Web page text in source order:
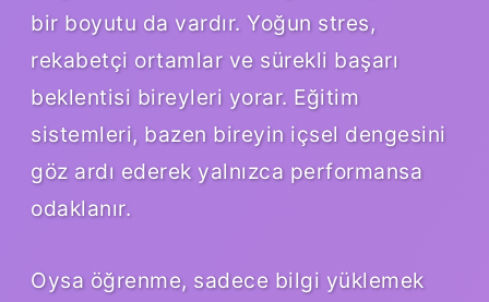
bir boyutu da vardır. Yoğun stres,
rekabetçi ortamlar ve sürekli başarı
beklentisi bireyleri yorar. Eğitim
sistemleri, bazen bireyin içsel dengesini
göz ardı ederek yalnızca performansa
odaklanır.
Oysa öğrenme, sadece bilgi yüklemek